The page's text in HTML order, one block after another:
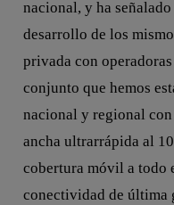
nacional, y ha
desarrollo de los
privada con
conjunto que hemos
nacional y regional
ancha ultrarrápida al
cobertura móvil a todo
conectividad de última